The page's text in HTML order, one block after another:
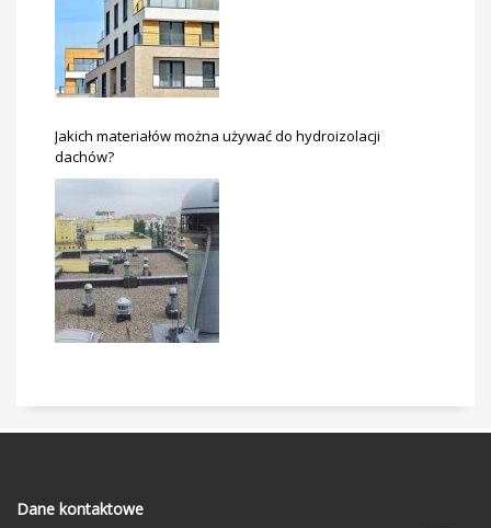
Jakich materiałów można używać do hydroizolacji
dachów?
Dane kontaktowe